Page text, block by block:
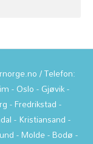
/ Telefon:
- Oslo - Gjøvik -
- Fredrikstad -
- Kristiansand -
- Molde - Bodø -